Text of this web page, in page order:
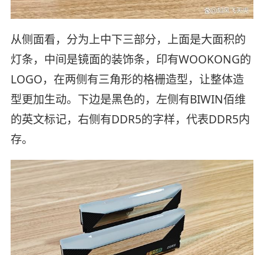
从侧面看，分为上中下三部分，上面是大面积的
灯条，中间是镜面的装饰条，印有WOOKONG的
LOGO，在两侧有三角形的格栅造型，让整体造
型更加生动。下边是黑色的，左侧有BIWIN佰维
的英文标记，右侧有DDR5的字样，代表DDR5内
存。